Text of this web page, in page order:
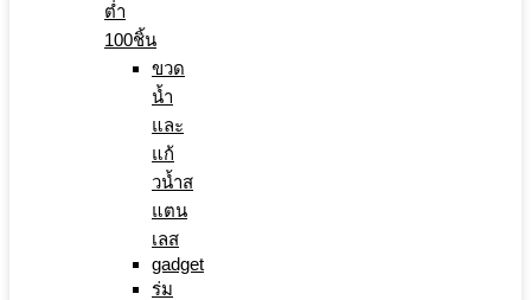
ต่ำ
100ชิ้น
ขวด
น้ำ
และ
แก้
วน้ำส
แตน
เลส
gadget
ร่ม